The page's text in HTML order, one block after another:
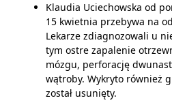
Klaudia Uciechowska od
15 kwietnia przebywa na
Lekarze zdiagnozowali u
tym ostre zapalenie
mózgu, perforację
wątroby. Wykryto również
został usunięty.